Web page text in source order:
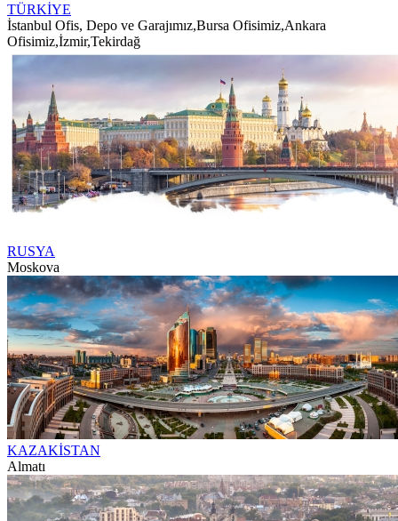
TÜRKİYE
İstanbul Ofis, Depo ve Garajımız,Bursa Ofisimiz,Ankara
Ofisimiz,İzmir,Tekirdağ
RUSYA
Moskova
KAZAKİSTAN
Almatı